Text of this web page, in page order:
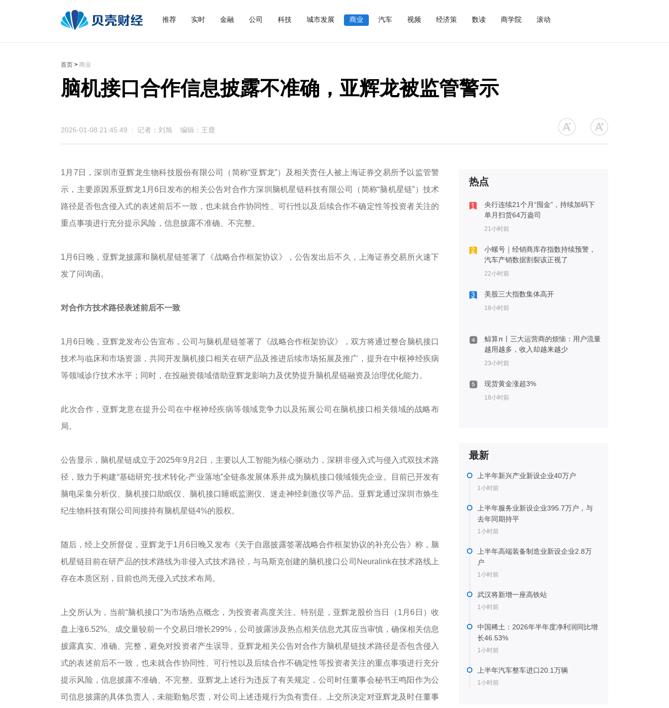
推荐 实时 金融 公司 科技 城市发展 商业 汽车 视频 经济策 数读 商学院 滚动
首页 > 商业
脑机接口合作信息披露不准确，亚辉龙被监管警示
2026-01-08 21:45:49 记者：刘旭 编辑：王鹿
1月7日，深圳市亚辉龙生物科技股份有限公司（简称“亚辉龙”）及相关责任人被上海证券交易所予以监管警
示，主要原因系亚辉龙1月6日发布的相关公告对合作方深圳脑机星链科技有限公司（简称“脑机星链”）技术
路径是否包含侵入式的表述前后不一致，也未就合作协同性、可行性以及后续合作不确定性等投资者关注的
重点事项进行充分提示风险，信息披露不准确、不完整。
1月6日晚，亚辉龙披露和脑机星链签署了《战略合作框架协议》，公告发出后不久，上海证券交易所火速下
发了问询函。
对合作方技术路径表述前后不一致
1月6日晚，亚辉龙发布公告宣布，公司与脑机星链签署了《战略合作框架协议》，双方将通过整合脑机接口
技术与临床和市场资源，共同开发脑机接口相关在研产品及推进后续市场拓展及推广，提升在中枢神经疾病
等领域诊疗技术水平；同时，在投融资领域借助亚辉龙影响力及优势提升脑机星链融资及治理优化能力。
此次合作，亚辉龙意在提升公司在中枢神经疾病等领域竞争力以及拓展公司在脑机接口相关领域的战略布
局。
公告显示，脑机星链成立于2025年9月2日，主要以人工智能为核心驱动力，深耕非侵入式与侵入式双技术路
径，致力于构建“基础研究-技术转化-产业落地”全链条发展体系并成为脑机接口领域领先企业。目前已开发有
脑电采集分析仪、脑机接口助眠仪、脑机接口睡眠监测仪、迷走神经刺激仪等产品。亚辉龙通过深圳市焕生
纪生物科技有限公司间接持有脑机星链4%的股权。
随后，经上交所督促，亚辉龙于1月6日晚又发布《关于自愿披露签署战略合作框架协议的补充公告》称，脑
机星链目前在研产品的技术路线为非侵入式技术路径，与马斯克创建的脑机接口公司Neuralink在技术路线上
存在本质区别，目前也尚无侵入式技术布局。
上交所认为，当前“脑机接口”为市场热点概念，为投资者高度关注。特别是，亚辉龙股价当日（1月6日）收
盘上涨6.52%、成交量较前一个交易日增长299%，公司披露涉及热点相关信息尤其应当审慎，确保相关信息
披露真实、准确、完整，避免对投资者产生误导。亚辉龙相关公告对合作方脑机星链技术路径是否包含侵入
式的表述前后不一致，也未就合作协同性、可行性以及后续合作不确定性等投资者关注的重点事项进行充分
提示风险，信息披露不准确、不完整。亚辉龙上述行为违反了有关规定，公司时任董事会秘书王鸣阳作为公
司信息披露的具体负责人，未能勤勉尽责，对公司上述违规行为负有责任。上交所决定对亚辉龙及时任董事
热点
央行连续21个月“囤金”，持续加码下
单月扫货64万盎司
21小时前
小螺号｜经销商库存指数持续预警，
汽车产销数据割裂该正视了
22小时前
美股三大指数集体高开
18小时前
鲸算π丨三大运营商的烦恼：用户流量
越用越多，收入却越来越少
23小时前
现货黄金涨超3%
18小时前
最新
上半年新兴产业新设企业40万户
1小时前
上半年服务业新设企业395.7万户，与
去年同期持平
1小时前
上半年高端装备制造业新设企业2.8万
户
1小时前
武汉将新增一座高铁站
1小时前
中国稀土：2026年半年度净利润同比增
长46.53%
1小时前
上半年汽车整车进口20.1万辆
1小时前